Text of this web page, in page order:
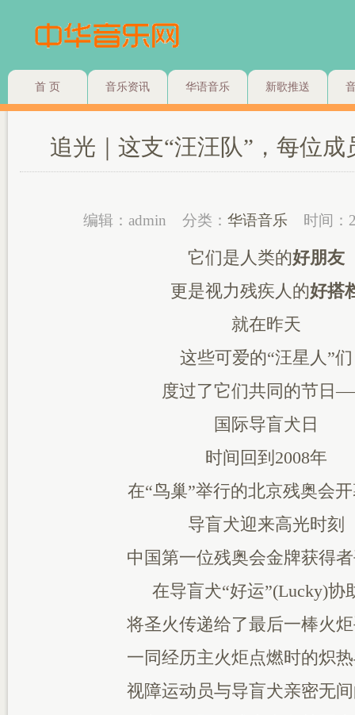
首 页 音乐资讯 华语音乐 新歌推送
追光｜这支“汪汪队”，每位成
编辑：admin 分类： 华语音乐 时间：
它们是人类的好朋友
更是视力残疾人的好搭
就在昨天
这些可爱的“汪星人”们
度过了它们共同的节日
国际导盲犬日
时间回到2008年
在“鸟巢”举行的北京残奥会
导盲犬迎来高光时刻
中国第一位残奥会金牌获得
在导盲犬“好运”(Lucky)协
将圣火传递给了最后一棒火
一同经历主火炬点燃时的炽
视障运动员与导盲犬亲密无